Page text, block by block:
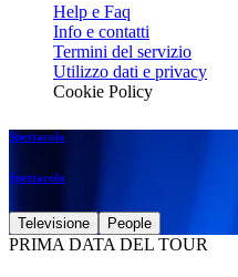
Help e Faq
Info e contatti
Termini del servizio
Utilizzo dati e privacy
Cookie Policy
Spettacolo
Spettacolo
Televisione People
PRIMA DATA DEL TOUR